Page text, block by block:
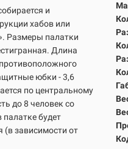
и
хабов или
Размеры палатки
Длина
юбки - 3,6
по центральному
до 8 человек со
будет
(в зависимости от